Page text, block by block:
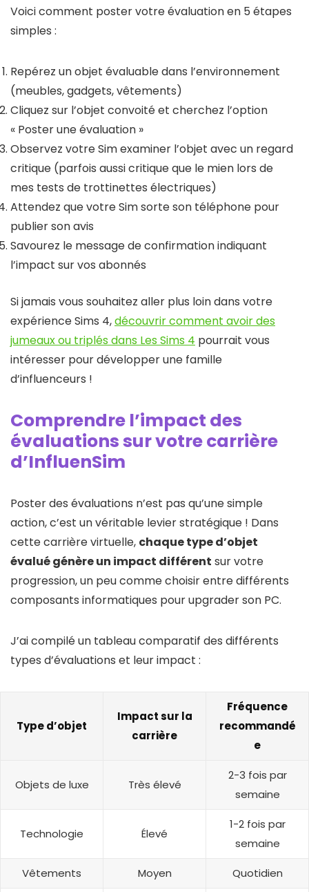
Voici comment poster votre évaluation en 5 étapes
simples :
Repérez un objet évaluable dans l’environnement
(meubles, gadgets, vêtements)
Cliquez sur l’objet convoité et cherchez l’option
« Poster une évaluation »
Observez votre Sim examiner l’objet avec un regard
critique (parfois aussi critique que le mien lors de
mes tests de trottinettes électriques)
Attendez que votre Sim sorte son téléphone pour
publier son avis
Savourez le message de confirmation indiquant
l’impact sur vos abonnés
Si jamais vous souhaitez aller plus loin dans votre
expérience Sims 4,découvrir comment avoir des
jumeaux ou triplés dans Les Sims 4 pourrait vous
intéresser pour développer une famille
d’influenceurs !
Comprendre l’impact des
évaluations sur votre carrière
d’InfluenSim
Poster des évaluations n’est pas qu’une simple
action, c’est un véritable levier stratégique ! Dans
cette carrière virtuelle, chaque type d’objet
évalué génère un impact différent sur votre
progression, un peu comme choisir entre différents
composants informatiques pour upgrader son PC.
J’ai compilé un tableau comparatif des différents
types d’évaluations et leur impact :
Type d’objet
Impact sur la
carrière
Fréquence
recommandé
e
Objets de luxe Très élevé
2-3 fois par
semaine
Technologie Élevé
1-2 fois par
semaine
Vêtements Moyen Quotidien